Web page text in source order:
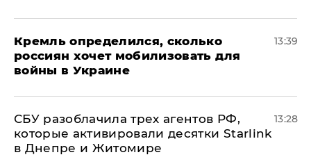
Кремль определился, сколько
россиян хочет мобилизовать для
войны в Украине
13:39
СБУ разоблачила трех агентов РФ,
которые активировали десятки Starlink
в Днепре и Житомире
13:28